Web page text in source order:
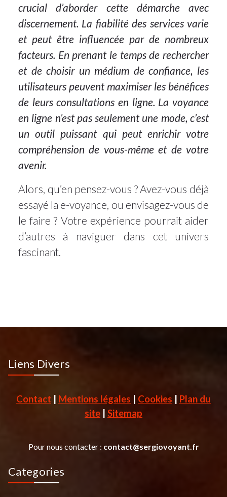
crucial d’aborder cette démarche avec
discernement. La fiabilité des services varie
et peut être influencée par de nombreux
facteurs. En prenant le temps de rechercher
et de choisir un médium de confiance, les
utilisateurs peuvent maximiser les bénéfices
de leurs consultations en ligne. La voyance
en ligne n’est pas seulement une mode, c’est
un outil puissant qui peut enrichir votre
compréhension de vous-même et de votre
avenir.
Alors, qu’en pensez-vous ? Avez-vous déjà
essayé la e-voyance, ou envisagez-vous de
le faire ? Votre expérience pourrait aider
d’autres à naviguer dans cet univers
fascinant.
Liens Divers
Contact | Mentions légales | Cookies | Plan du
site | Sitemap
Pour nous contacter : contact@sergiovoyant.fr
Categories